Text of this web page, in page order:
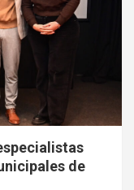
de